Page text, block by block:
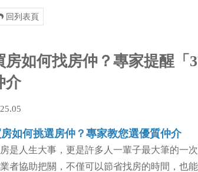
屋知識
局圖工具
回列表頁
房如何找房仲？專家提醒「
介
如何挑選房仲？專家教您選優質仲介
是人生大事，更是許多人一輩子最大筆的一
者協助把關，不僅可以節省找房的時間，也